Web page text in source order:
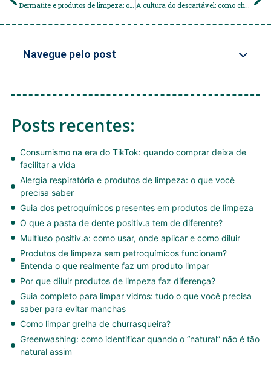
Navegue pelo post
Posts recentes:
Consumismo na era do TikTok: quando comprar deixa de
facilitar a vida
Alergia respiratória e produtos de limpeza: o que você
precisa saber
Guia dos petroquímicos presentes em produtos de limpeza
O que a pasta de dente positiv.a tem de diferente?
Multiuso positiv.a: como usar, onde aplicar e como diluir
Produtos de limpeza sem petroquímicos funcionam?
Entenda o que realmente faz um produto limpar
Por que diluir produtos de limpeza faz diferença?
Guia completo para limpar vidros: tudo o que você precisa
saber para evitar manchas
Como limpar grelha de churrasqueira?
Greenwashing: como identificar quando o “natural” não é tão
natural assim